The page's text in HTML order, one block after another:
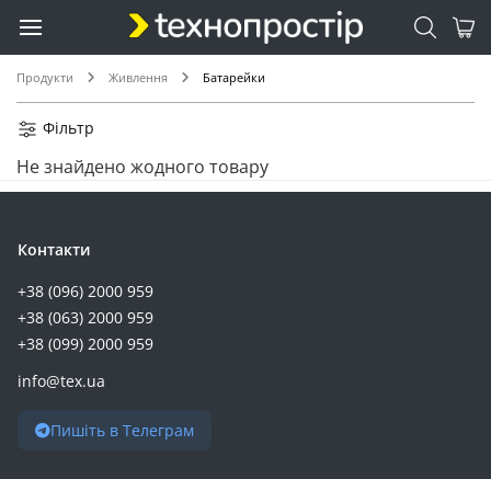
Продукти Живлення Батарейки
LR521/AG0 (1)
LR66/AG4 (1)
LR921/AG6 (1)
LR936/AG9 (1)
MN11 (1)
PR312 (1)
PR41 (1)
Фільтр
Не знайдено жодного товару
Контакти
+38 (096) 2000 959
+38 (063) 2000 959
+38 (099) 2000 959
info@tex.ua
Пишіть в Телеграм